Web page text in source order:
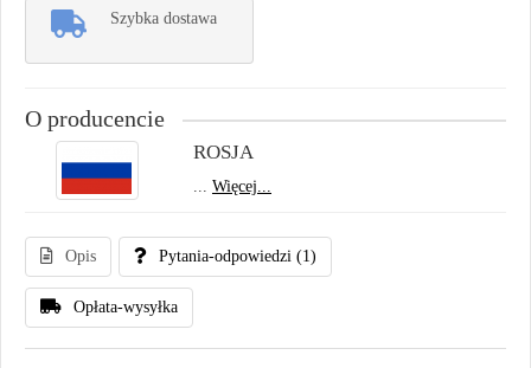
Szybka dostawa
O producencie
ROSJA
... Więcej...
Opis Pytania-odpowiedzi (1)
Opłata-wysyłka